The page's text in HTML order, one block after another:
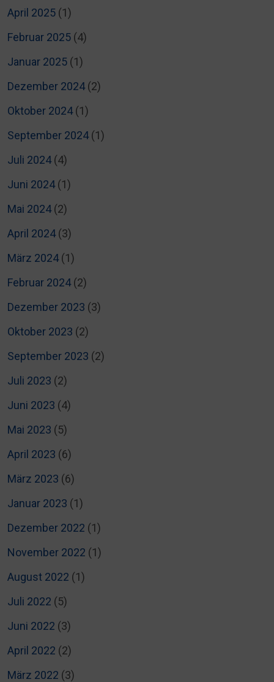
April 2025 (1)
Februar 2025 (4)
Januar 2025 (1)
Dezember 2024(2)
Oktober 2024(1)
September 2024(1)
Juli 2024(4)
Juni 2024(1)
Mai 2024(2)
April 2024(3)
März 2024(1)
Februar 2024(2)
Dezember 2023 (3)
Oktober 2023 (2)
September 2023 (2)
Juli 2023 (2)
Juni 2023 (4)
Mai 2023 (5)
April 2023 (6)
März 2023 (6)
Januar 2023 (1)
Dezember 2022 (1)
November 2022 (1)
August 2022 (1)
Juli 2022 (5)
Juni 2022 (3)
April 2022 (2)
März 2022 (3)